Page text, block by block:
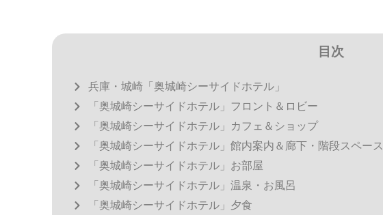
目次
兵庫・城崎「奥城崎シーサイドホテル」
「奥城崎シーサイドホテル」フロント＆ロビー
「奥城崎シーサイドホテル」カフェ＆ショップ
「奥城崎シーサイドホテル」館内案内＆廊下・階段スペース
「奥城崎シーサイドホテル」お部屋
「奥城崎シーサイドホテル」温泉・お風呂
「奥城崎シーサイドホテル」夕食